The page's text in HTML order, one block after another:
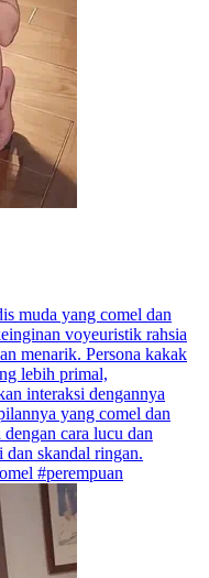
muda yang comel dan
voyeuristik rahsia
menarik. Persona kakak
lebih primal,
interaksi dengannya
yang comel dan
cara lucu dan
dan skandal ringan.
#perempuan